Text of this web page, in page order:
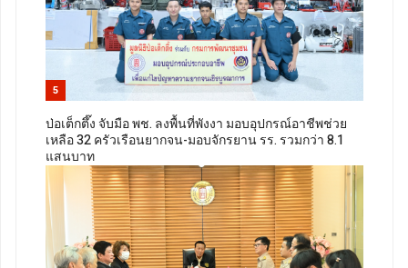
5
ป่อเต็กตึ๊ง จับมือ พช. ลงพื้นที่พังงา มอบอุปกรณ์อาชีพช่วย
เหลือ 32 ครัวเรือนยากจน-มอบจักรยาน รร. รวมกว่า 8.1
แสนบาท